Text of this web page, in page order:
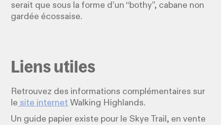
serait que sous la forme d’un “bothy”, cabane non
gardée écossaise.
Liens utiles
Retrouvez des informations complémentaires sur
le site internet Walking Highlands.
Un guide papier existe pour le Skye Trail, en vente